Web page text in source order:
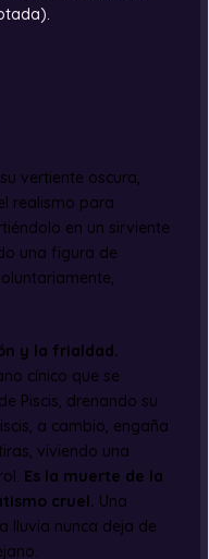
vertiente oscura,
realismo para
en un sirviente
una figura de
y la frialdad.
cínico que se
Piscis, drenando su
a cambio, engaña
viviendo una
Es la muerte de la
cruel. Una
lluvia nunca deja de